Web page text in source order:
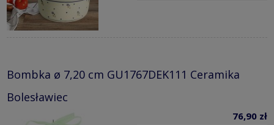
Bombka ø 7,20 cm GU1767DEK111 Ceramika
Bolesławiec
76,90 zł